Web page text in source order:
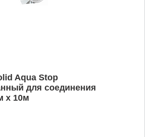
Aqua Stop
для соединения
х 10м